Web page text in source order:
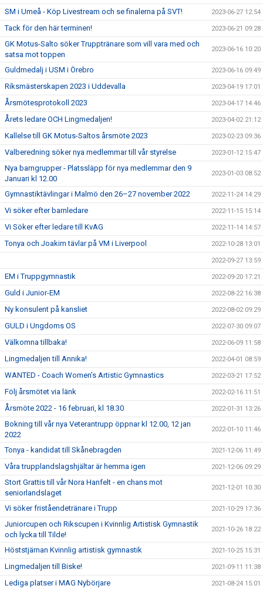
SM i Umeå - Köp Livestream och se finalerna på SVT! 2023-06-27 12:54
Tack för den här terminen! 2023-06-21 09:28
GK Motus-Salto söker Trupptränare som vill vara med och
satsa mot toppen
2023-06-16 10:20
Guldmedalj i USM i Örebro 2023-06-16 09:49
Riksmästerskapen 2023 i Uddevalla 2023-04-19 17:01
Årsmötesprotokoll 2023 2023-04-17 14:46
Årets ledare OCH Lingmedaljen! 2023-04-02 21:12
Kallelse till GK Motus-Saltos årsmöte 2023 2023-02-23 09:36
Valberedning söker nya medlemmar till vår styrelse 2023-01-12 15:47
Nya barngrupper - Platssläpp för nya medlemmar den 9
Januari kl 12.00
2023-01-03 08:52
Gymnastiktävlingar i Malmö den 26–27 november 2022 2022-11-24 14:29
Vi söker efter barnledare 2022-11-15 15:14
Vi Söker efter ledare till KvAG 2022-11-14 14:57
Tonya och Joakim tävlar på VM i Liverpool 2022-10-28 13:01
2022-09-27 13:59
EM i Truppgymnastik 2022-09-20 17:21
Guld i Junior-EM 2022-08-22 16:38
Ny konsulent på kansliet 2022-08-02 09:29
GULD i Ungdoms OS 2022-07-30 09:07
Välkomna tillbaka! 2022-06-09 11:58
Lingmedaljen till Annika! 2022-04-01 08:59
WANTED - Coach Women’s Artistic Gymnastics 2022-03-21 17:52
Följ årsmötet via länk 2022-02-16 11:51
Årsmöte 2022 - 16 februari, kl 18.30 2022-01-31 13:26
Bokning till vår nya Veterantrupp öppnar kl 12.00, 12 jan
2022
2022-01-10 11:46
Tonya - kandidat till Skånebragden 2021-12-06 11:49
Våra trupplandslagshjältar är hemma igen 2021-12-06 09:29
Stort Grattis till vår Nora Hanfelt - en chans mot
seniorlandslaget
2021-12-01 10:30
Vi söker friståendetränare i Trupp 2021-10-29 17:36
Juniorcupen och Rikscupen i Kvinnlig Artistisk Gymnastik
och lycka till Tilde!
2021-10-26 18:22
Höststjärnan Kvinnlig artistisk gymnastik 2021-10-25 15:31
Lingmedaljen till Biske! 2021-09-11 11:38
Lediga platser i MAG Nybörjare 2021-08-24 15:01